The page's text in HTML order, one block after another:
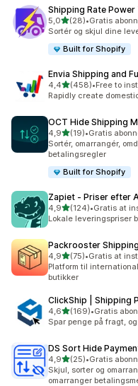
Shipping Rate Power
5,0ud af 5 stjerner
(28)
28 anmeldelser i alt
•Gratis
Sortér og skjul dine
Built for Shopify
Envia Shipping and
4,4ud af 5 stjerner
(458)
458 anmeldelser i alt
•Free to
Rapidly create
OCT Hide Shipping
4,9ud af 5 stjerner
(19)
19 anmeldelser i alt
•Gratis
Sortér, omarrangér,
betalingsregler
Built for Shopify
Zapiet ‑ Priser efter
4,9ud af 5 stjerner
(124)
124 anmeldelser i alt
•Gratis at
Lokale leveringspriser
Packrooster Shipping
4,9ud af 5 stjerner
(75)
75 anmeldelser i alt
•Gratis at
Platform til
butikker
ClickShip | Shipping
4,6ud af 5 stjerner
(169)
169 anmeldelser i alt
•Gratis
Spar penge på fragt,
DS Sort Hide
4,9ud af 5 stjerner
(25)
25 anmeldelser i alt
•Gratis
Skjul, sorter og
omarranger